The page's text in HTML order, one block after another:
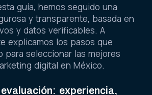
guía, hemos seguido una
y transparente, basada en
y datos verificables. A
explicamos los pasos que
para seleccionar las mejores
digital en México.
experiencia,